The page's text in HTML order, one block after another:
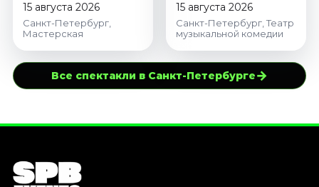
15 августа 2026
Санкт-Петербург,
Мастерская
15 августа 2026
Санкт-Петербург, Театр
музыкальной комедии
Все спектакли в Санкт-Петербурге→